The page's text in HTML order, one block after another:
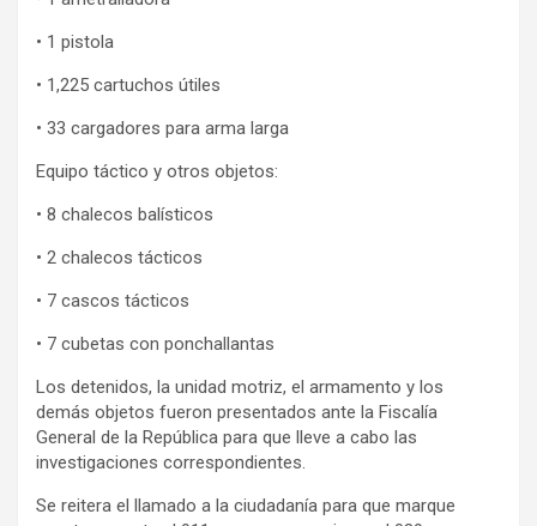
• 1 pistola
• 1,225 cartuchos útiles
• 33 cargadores para arma larga
Equipo táctico y otros objetos:
• 8 chalecos balísticos
• 2 chalecos tácticos
• 7 cascos tácticos
• 7 cubetas con ponchallantas
Los detenidos, la unidad motriz, el armamento y los
demás objetos fueron presentados ante la Fiscalía
General de la República para que lleve a cabo las
investigaciones correspondientes.
Se reitera el llamado a la ciudadanía para que marque